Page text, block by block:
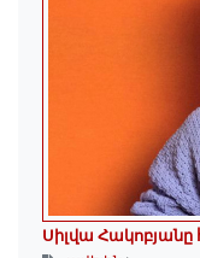
Սիլվա Հակոբյանը